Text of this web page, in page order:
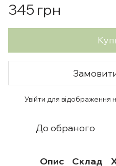
345 грн
Увійти для відображення
До обраного
Опис Склад